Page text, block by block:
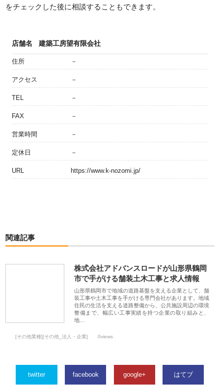
をチェックした後に相談することもできます。
店舗名 建築工房望有限会社
住所 －
アクセス －
TEL －
FAX －
営業時間 －
定休日 －
URL https://www.k-nozomi.jp/
関連記事
株式会社アドバンスロードが山形県鶴岡
市で手がける舗装土木工事と求人情報
山形県鶴岡市で地域の道路基盤を支える企業として、舗
装工事や土木工事を手がける専門会社があります。地域
住民の生活を支える道路整備から、公共施設周辺の環境
整備まで、幅広い工事実績を持つ企業の取り組みと、
地…
[その他業種][その他_法人・企業] 0views
twitter facebook google+ はてブ